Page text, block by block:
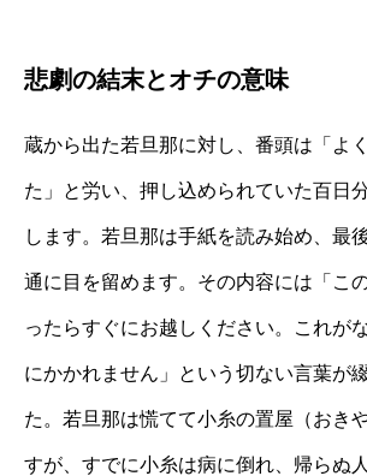
悲劇の結末とオチの意味
蔵から出た若旦那に対し、番頭は「よ
た」と労い、押し込められていた百日
します。若旦那は手紙を読み始め、最
通に目を留めます。その内容には「こ
ったらすぐにお越しください。これが
にかかれません」という切ない言葉が
た。若旦那は慌てて小糸の置屋（おき
すが、すでに小糸は病に倒れ、帰らぬ